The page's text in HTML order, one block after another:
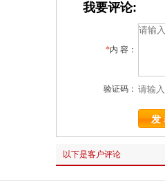
我要评论:
*内 容：
验证码：
以下是客户评论